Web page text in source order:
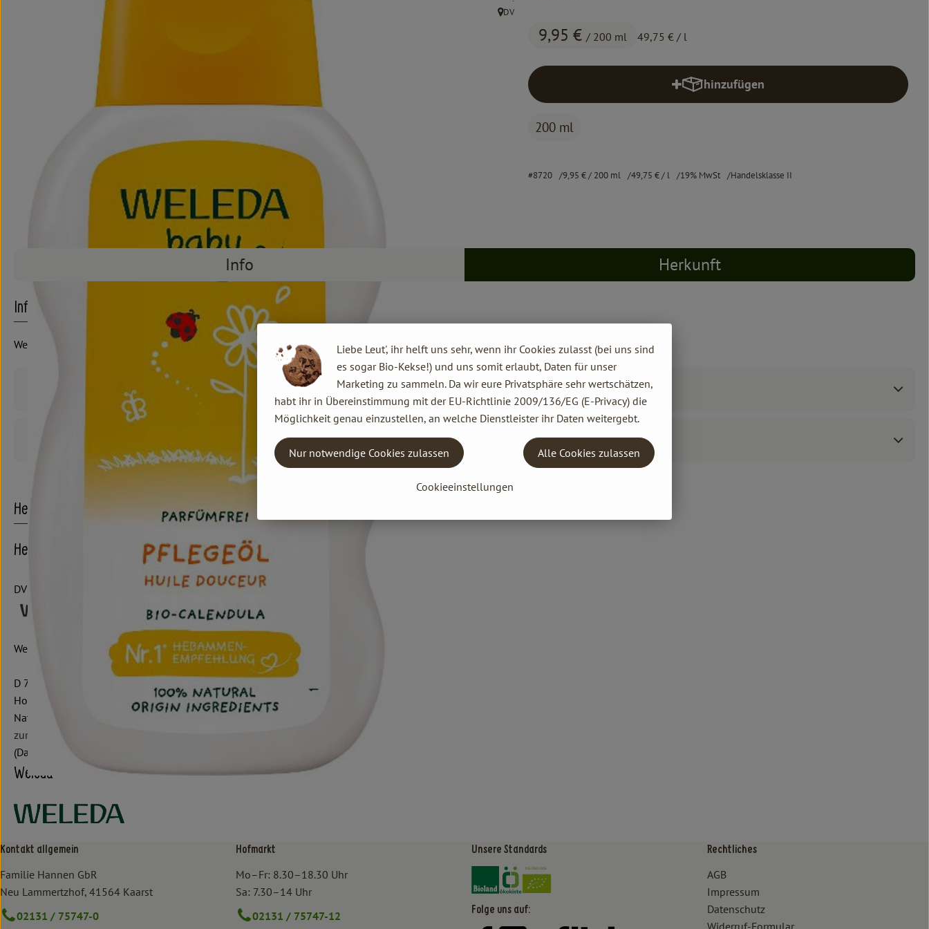
9,95 € / 200 ml 49,75 € / l
, Herkunft:
DV
hinzufügen
Produkt zum Warenkorb hinzufügen
200 ml
#8720 9,95 €/ 200 ml 49,75 €/ l 19% MwSt Handelsklasse II
Info Herkunft
Info
Weleda
Produktinformationen
Herkunft
Hersteller: Weleda
DV
Weleda AG
D 73525 Schwäbisch Gmünd
Hochwertige Naturpflegeprodukte für Gesicht, Körper & Haar.
Natürlich wirksame anthroposophische Arzneimittel.
zur WebSite
(Daten von Ecoinform)
Weleda
Kontakt allgemein
Familie Hannen GbR
Neu Lammertzhof, 41564 Kaarst
02131 / 75747-0
Hofmarkt
Mo–Fr: 8.30–18.30 Uhr
Sa: 7.30–14 Uhr
02131 / 75747-12
Unsere Standards
Externer Link zu https://www.bioland.de/verbraucher
Externer Link zu https://www.oekokiste.de/
Folge uns auf:
Rechtliches
AGB
Impressum
Datenschutz
Liebe Leut', ihr helft uns sehr, wenn ihr Cookies zulasst (bei uns sind
es sogar Bio-Kekse!) und uns somit erlaubt, Daten für unser
Marketing zu sammeln. Da wir eure Privatsphäre sehr wertschätzen,
habt ihr in Übereinstimmung mit der EU-Richtlinie 2009/136/EG (E-Privacy) die
Möglichkeit genau einzustellen, an welche Dienstleister ihr Daten weitergebt.
Cookieeinstellungen
Nur notwendige Cookies zulassen Alle Cookies zulassen